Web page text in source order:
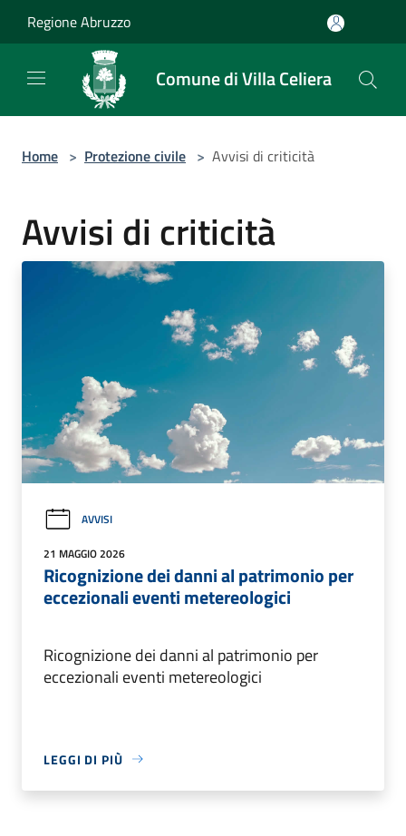
Regione Abruzzo
Comune di Villa Celiera
Home > Protezione civile > Avvisi di criticità
Avvisi di criticità
AVVISI
21 MAGGIO 2026
Ricognizione dei danni al patrimonio per
eccezionali eventi metereologici
Ricognizione dei danni al patrimonio per
eccezionali eventi metereologici
LEGGI DI PIÙ